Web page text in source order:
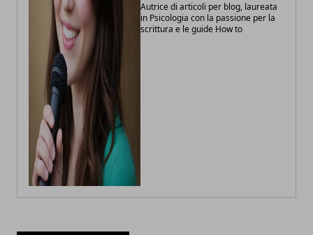
Autrice di articoli per blog, laureata
in Psicologia con la passione per la
scrittura e le guide How to